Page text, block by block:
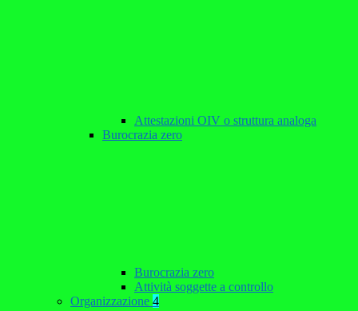
Attestazioni OIV o struttura analoga
Burocrazia zero
Burocrazia zero
Attività soggette a controllo
Organizzazione 4